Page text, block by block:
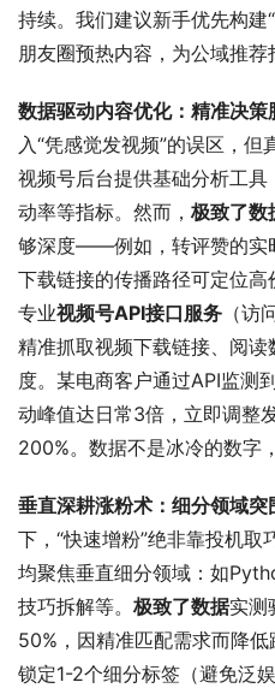
持续。我们建议新手优先构建
朋友圈预热内容，为公域推荐
数据驱动内容优化：精准决策
入“凭感觉发视频”的误区，
视频号后台提供基础分析工
动率等指标。然而， 极致了数
够深度——例如，转评赞的实
下载链接的传播路径可定位
专业视频号API接口服务 （访
精准抓取视频下载链接、阅
度。某电商客户通过API监测
动峰值达日常3倍，立即调整
200%。数据不是冰冷的数字
垂直深耕涨粉术：细分领域突
下，“快速增粉”绝非靠投机
均聚焦垂直细分领域：如
技巧拆解等。 极致了数据实测
50%，因精准匹配需求而降
锁定1-2个细分标签（避免泛